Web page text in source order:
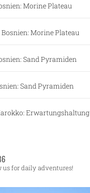
Morine Plateau
Bosnien: Morine Plateau
Sand Pyramiden
Sand Pyramiden
Erwartungshaltung
us for daily adventures!